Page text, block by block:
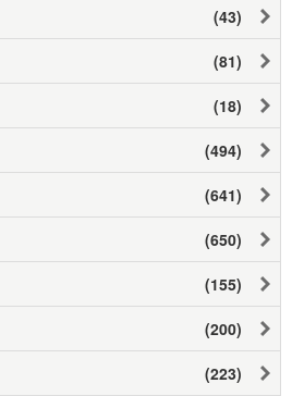
(43)
(81)
(18)
(494)
(641)
(650)
(155)
(200)
(223)